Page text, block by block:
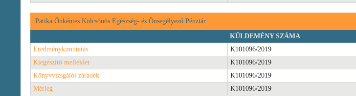
Patika Önkéntes Kölcsönös Egészség- és Önsegélyező Pénztár
KÜLDEMÉNY SZÁMA
Eredménykimutatás
K101096/2019
Kiegészítő melléklet
K101096/2019
Könyvvizsgálói záradék
K101096/2019
Mérleg
K101096/2019